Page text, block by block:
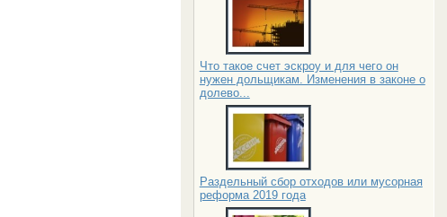
Что такое счет эскроу и для чего он
нужен дольщикам. Изменения в законе о
долево...
Раздельный сбор отходов или мусорная
реформа 2019 года